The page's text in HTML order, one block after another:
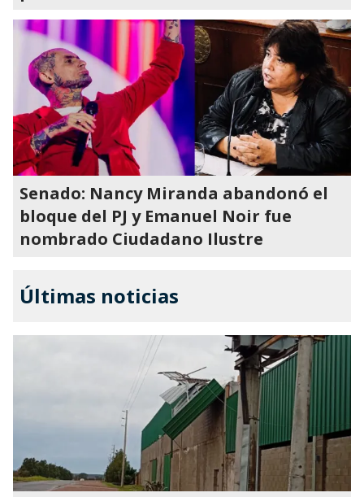
Senado: Nancy Miranda abandonó el
bloque del PJ y Emanuel Noir fue
nombrado Ciudadano Ilustre
Últimas noticias